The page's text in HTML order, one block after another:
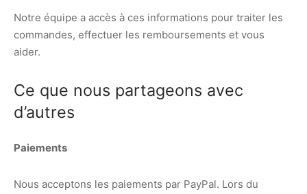
Notre équipe a accès à ces informations pour traiter les
commandes, effectuer les remboursements et vous
aider.
Ce que nous partageons avec
d’autres
Paiements
Nous acceptons les paiements par PayPal. Lors du